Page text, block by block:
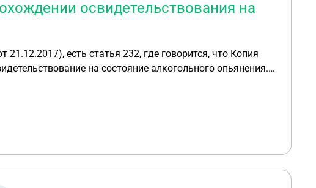
освидетельствования на
есть статья 232, где говорится, что Копия
на состояние алкогольного опьянения.